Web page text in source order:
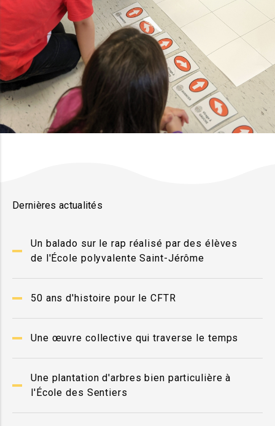
Dernières actualités
Un balado sur le rap réalisé par des élèves
de l'École polyvalente Saint-Jérôme
50 ans d'histoire pour le CFTR
Une œuvre collective qui traverse le temps
Une plantation d'arbres bien particulière à
l'École des Sentiers